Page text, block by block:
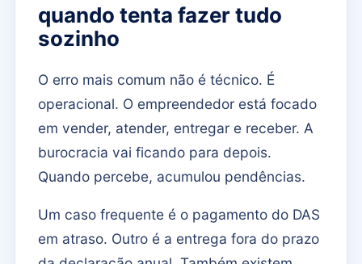
quando tenta fazer tudo
sozinho
O erro mais comum não é técnico. É
operacional. O empreendedor está focado
em vender, atender, entregar e receber. A
burocracia vai ficando para depois.
Quando percebe, acumulou pendências.
Um caso frequente é o pagamento do DAS
em atraso. Outro é a entrega fora do prazo